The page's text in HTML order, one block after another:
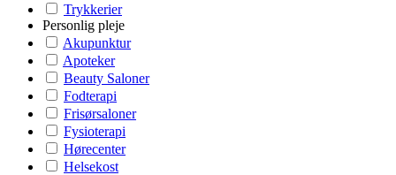
Trykkerier
Personlig pleje
Akupunktur
Apoteker
Beauty Saloner
Fodterapi
Frisørsaloner
Fysioterapi
Hørecenter
Helsekost